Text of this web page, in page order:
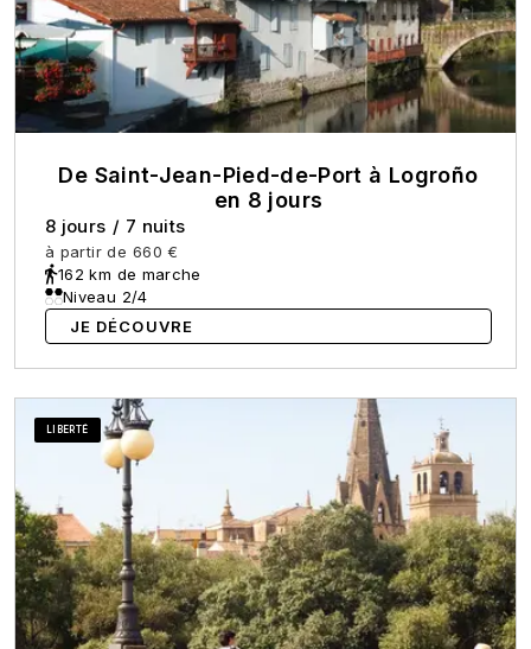
De Saint-Jean-Pied-de-Port à Logroño
en 8 jours
8 jours / 7 nuits
à partir de 660 €
162 km de marche
Niveau 2/4
JE DÉCOUVRE
LIBERTÉ